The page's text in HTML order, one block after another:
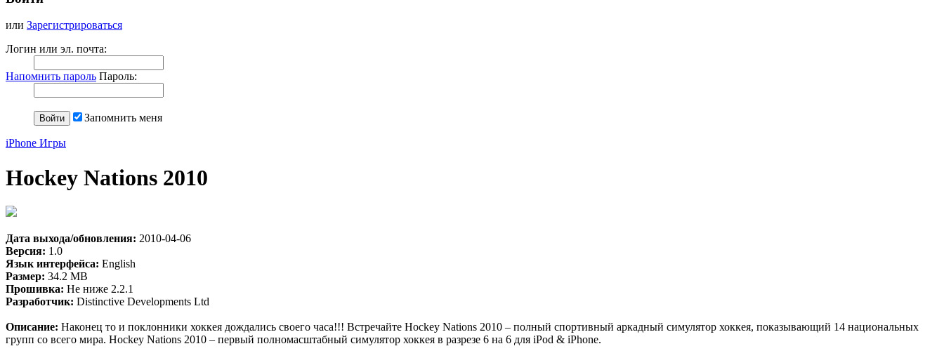
или Зарегистрироваться
Логин или эл. почта:
Напомнить пароль Пароль:
Запомнить меня
iPhone Игры
Hockey Nations 2010
Дата выхода/обновления: 2010-04-06
Версия: 1.0
Язык интерфейса: English
Размер: 34.2 MB
Прошивка: Не ниже 2.2.1
Разработчик: Distinctive Developments Ltd
Описание: Наконец то и поклонники хоккея дождались своего часа!!! Встречайте Hockey Nations 2010 – полный спортивный аркадный симулятор хоккея, показывающий 14 национальных
групп со всего мира. Hockey Nations 2010 – первый полномасштабный симулятор хоккея в разрезе 6 на 6 для iPod & iPhone.